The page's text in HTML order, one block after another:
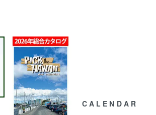
CALENDAR